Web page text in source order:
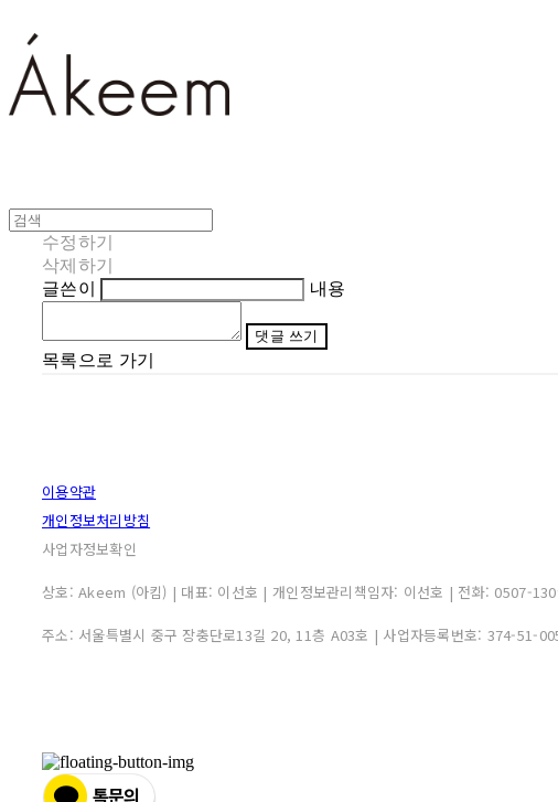
수정하기
삭제하기
글쓴이
내용
댓글 쓰기
목록으로 가기
이용약관
개인정보처리방침
사업자정보확인
상호: Akeem (아킴) | 대표: 이선호 | 개인정보관리책임자: 이선호 | 전화: 0507-
주소: 서울특별시 중구 장충단로13길 20, 11층 A03호 | 사업자등록번호: 374-51-